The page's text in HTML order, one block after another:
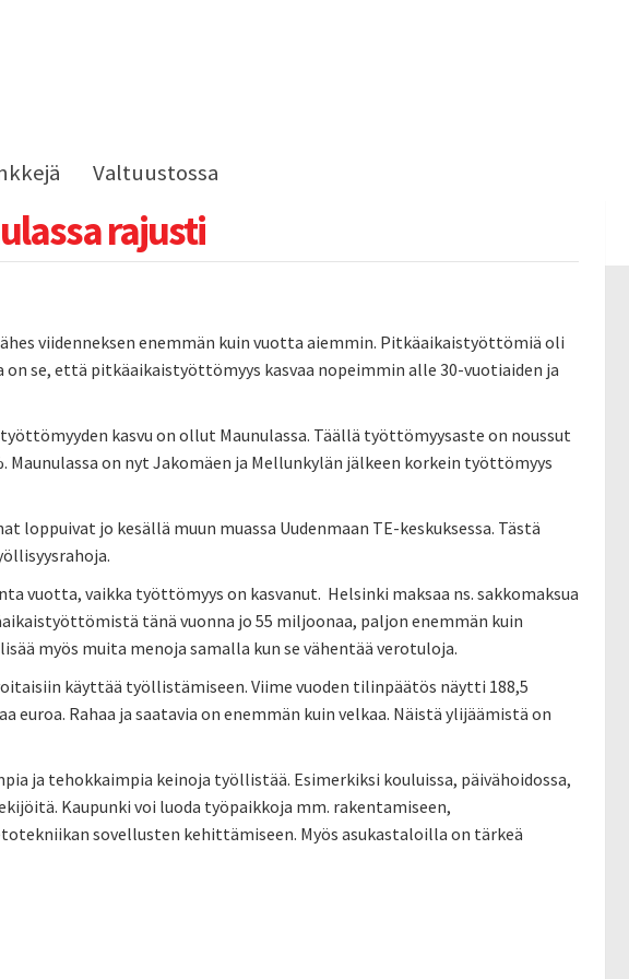
Valtuustossa
rajusti
viidenneksen enemmän kuin vuotta aiemmin. Pitkäaikaistyöttömiä oli
on se, että pitkäaikaistyöttömyys kasvaa nopeimmin alle 30-vuotiaiden ja
kasvu on ollut Maunulassa. Täällä työttömyysaste on noussut
Maunulassa on nyt Jakomäen ja Mellunkylän jälkeen korkein työttömyys
jo kesällä muun muassa Uudenmaan TE-keskuksessa. Tästä
vuotta, vaikka työttömyys on kasvanut. Helsinki maksaa ns. sakkomaksua
tänä vuonna jo 55 miljoonaa, paljon enemmän kuin
myös muita menoja samalla kun se vähentää verotuloja.
käyttää työllistämiseen. Viime vuoden tilinpäätös näytti 188,5
Rahaa ja saatavia on enemmän kuin velkaa. Näistä ylijäämistä on
ja tehokkaimpia keinoja työllistää. Esimerkiksi kouluissa, päivähoidossa,
Kaupunki voi luoda työpaikkoja mm. rakentamiseen,
sovellusten kehittämiseen. Myös asukastaloilla on tärkeä